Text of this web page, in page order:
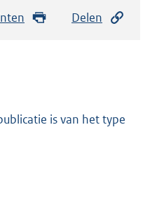
Delen
is van het type